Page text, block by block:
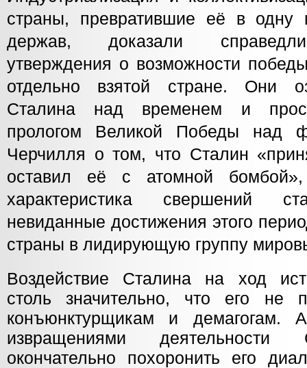
страны, превратившие её в одну
держав, доказали
утверждения о возможности
отдельно взятой стране. Они
Сталина над временем и
прологом Великой Победы над
Черчилля о том, что Сталин
оставил её с атомной бомбой»,
характеристика свершений
невиданные достижения этого
страны в лидирующую группу
Воздействие Сталина на ход
столь значительно, что его не
конъюнктурщикам и демагогам.
извращениями деятельности
окончательно похоронить его